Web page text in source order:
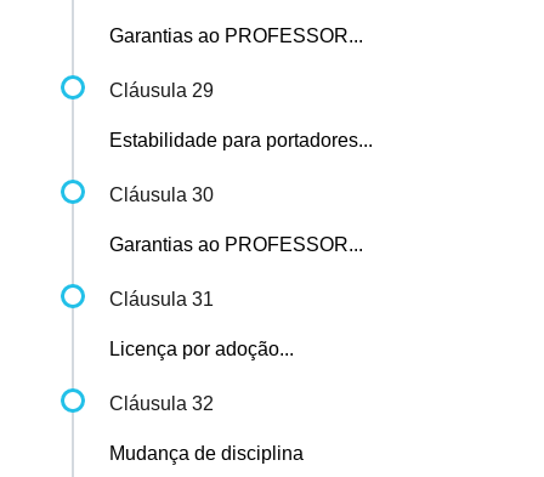
Garantias ao PROFESSOR...
Cláusula 29
Estabilidade para portadores...
Cláusula 30
Garantias ao PROFESSOR...
Cláusula 31
Licença por adoção...
Cláusula 32
Mudança de disciplina